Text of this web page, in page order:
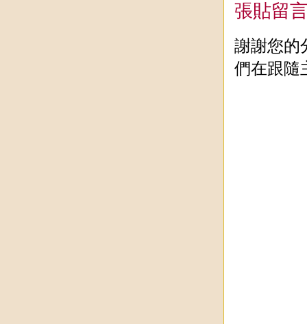
張貼留
謝謝您的
們在跟隨